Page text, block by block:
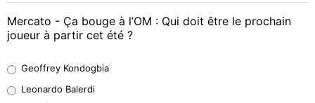
Mercato - Ça bouge à l’OM : Qui doit être le prochain
joueur à partir cet été ?
38%
Geoffrey Kondogbia
Leonardo Balerdi